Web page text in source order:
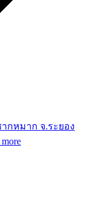
กหมาก จ.ระยอง